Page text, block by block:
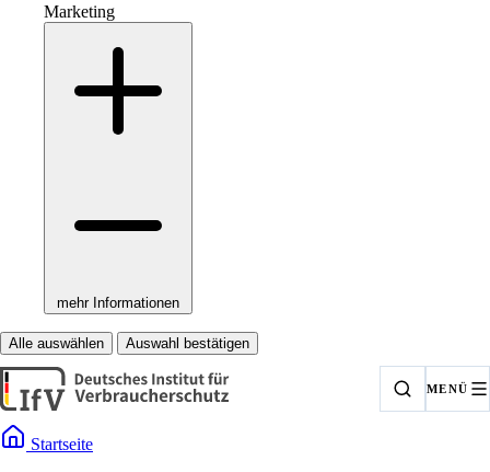
Marketing
mehr Informationen
Alle auswählen Auswahl bestätigen
MENÜ
Startseite